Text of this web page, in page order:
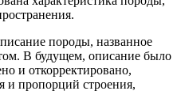
породы, названное
В будущем, описание было
и откорректировано,
и пропорций строения,